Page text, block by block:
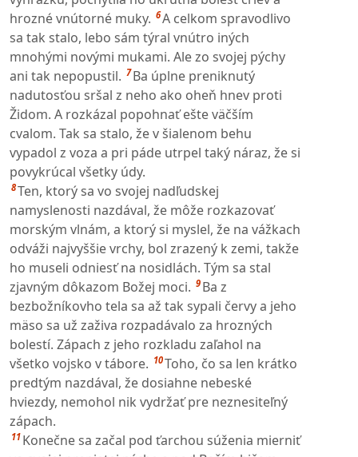
hrozné vnútorné muky. 6A celkom spravodlivo
sa tak stalo, lebo sám týral vnútro iných
mnohými novými mukami. Ale zo svojej pýchy
ani tak nepopustil. 7 Ba úplne preniknutý
nadutosťou sršal z neho ako oheň hnev proti
Židom. A rozkázal popohnať ešte väčším
cvalom. Tak sa stalo, že v šialenom behu
vypadol z voza a pri páde utrpel taký náraz, že si
povykrúcal všetky údy.
8Ten, ktorý sa vo svojej nadľudskej
namyslenosti nazdával, že môže rozkazovať
morským vlnám, a ktorý si myslel, že na vážkach
odváži najvyššie vrchy, bol zrazený k zemi, takže
ho museli odniesť na nosidlách. Tým sa stal
zjavným dôkazom Božej moci. 9 Ba z
bezbožníkovho tela sa až tak sypali červy a jeho
mäso sa už zaživa rozpadávalo za hrozných
bolestí. Zápach z jeho rozkladu zaľahol na
všetko vojsko v tábore. 10Toho, čo sa len krátko
predtým nazdával, že dosiahne nebeské
hviezdy, nemohol nik vydržať pre neznesiteľný
zápach.
11 Konečne sa začal pod ťarchou súženia mierniť